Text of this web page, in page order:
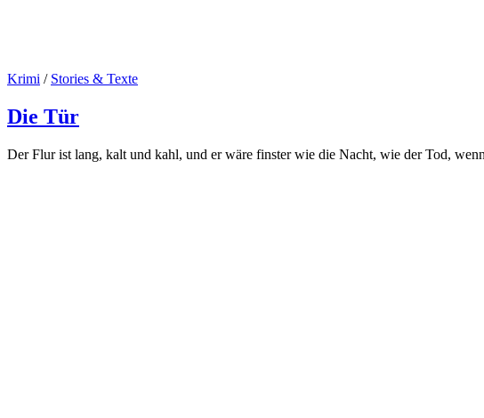
Krimi / Stories & Texte
Die Tür
Der Flur ist lang, kalt und kahl, und er wäre finster wie die Nacht, wie der Tod,